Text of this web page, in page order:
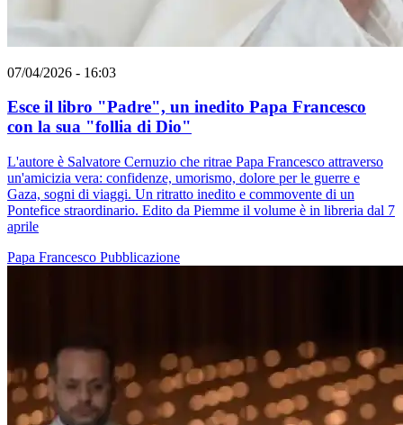
07/04/2026 - 16:03
Esce il libro "Padre", un inedito Papa Francesco
con la sua "follia di Dio"
L'autore è Salvatore Cernuzio che ritrae Papa Francesco attraverso
un'amicizia vera: confidenze, umorismo, dolore per le guerre e
Gaza, sogni di viaggi. Un ritratto inedito e commovente di un
Pontefice straordinario. Edito da Piemme il volume è in libreria dal 7
aprile
Papa Francesco Pubblicazione